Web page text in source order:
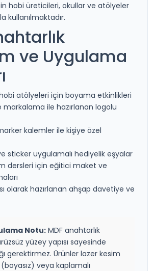
hobi üreticileri, okullar ve atölyeler
kullanılmaktadır.
ve Uygulama
atölyeleri için boyama etkinlikleri
markalama ile hazırlanan logolu
kalemler ile kişiye özel
sticker uygulamalı hediyelik eşyalar
dersleri için eğitici maket ve
olarak hazırlanan ahşap davetiye ve
Notu: MDF anahtarlık
yüzey yapısı sayesinde
gerektirmez. Ürünler lazer kesim
veya kaplamalı